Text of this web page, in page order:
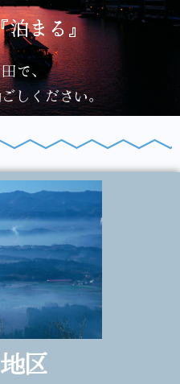
泊まる』
で、
しください。
区